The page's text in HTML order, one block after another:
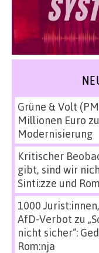
Grüne & Volt
Millionen Euro
Modernisierung
Kritischer
gibt, sind wir
Sinti:zze und
1000
AfD-Verbot zu
nicht sicher“:
Rom:nja